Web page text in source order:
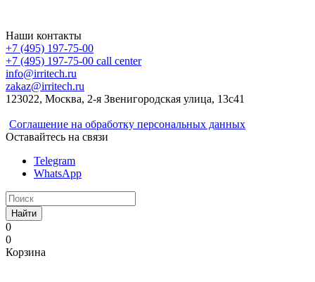
Наши контакты
+7 (495) 197-75-00
+7 (495) 197-75-00 call center
info@irritech.ru
zakaz@irritech.ru
123022, Москва, 2-я Звенигородская улица, 13с41
Соглашение на обработку персональных данных
Оставайтесь на связи
Telegram
WhatsApp
Найти
0
0
Корзина